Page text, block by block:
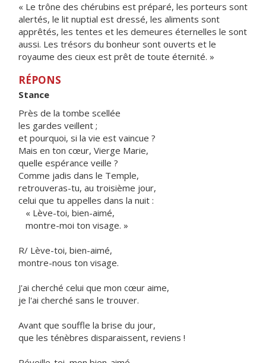
« Le trône des chérubins est préparé, les porteurs sont
alertés, le lit nuptial est dressé, les aliments sont
apprêtés, les tentes et les demeures éternelles le sont
aussi. Les trésors du bonheur sont ouverts et le
royaume des cieux est prêt de toute éternité. »
RÉPONS
Stance
Près de la tombe scellée
les gardes veillent ;
et pourquoi, si la vie est vaincue ?
Mais en ton cœur, Vierge Marie,
quelle espérance veille ?
Comme jadis dans le Temple,
retrouveras-tu, au troisième jour,
celui que tu appelles dans la nuit :
« Lève-toi, bien-aimé,
montre-moi ton visage. »
R/ Lève-toi, bien-aimé,
montre-nous ton visage.
J'ai cherché celui que mon cœur aime,
je l'ai cherché sans le trouver.
Avant que souffle la brise du jour,
que les ténèbres disparaissent, reviens !